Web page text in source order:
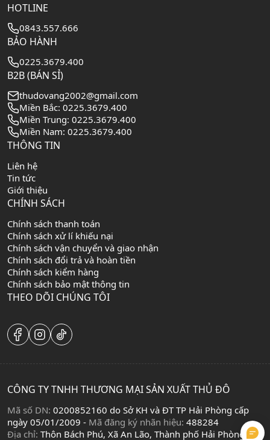
HOTLINE
0843.557.666
BẢO HÀNH
0225.3679.400
B2B (BÁN SỈ)
thudovang2002@gmail.com
Miền Bắc: 0225.3679.400
Miền Trung: 0225.3679.400
Miền Nam: 0225.3679.400
THÔNG TIN
Liên hệ
Tin tức
Giới thiệu
CHÍNH SÁCH
Chính sách thanh toán
Chính sách xử lí khiếu nại
Chính sách vận chuyển và giao nhận
Chính sách đổi trả và hoàn tiền
Chính sách kiểm hàng
Chính sách bảo mật thông tin
THEO DÕI CHÚNG TÔI
CÔNG TY TNHH THƯƠNG MẠI SẢN XUẤT THỦ ĐÔ
Mã số DN: 0200852160 do Sở KH và ĐT TP Hải Phòng cấp
ngày 05/01/2009 - Mã đăng ký nhãn hiệu: 488284
Địa chỉ: Thôn Bách Phú, Xã An Lão, Thành phố Hải Phòng